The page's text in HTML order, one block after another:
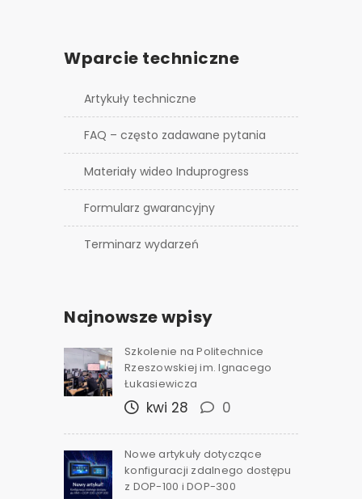
Wparcie techniczne
Artykuły techniczne
FAQ – często zadawane pytania
Materiały wideo Induprogress
Formularz gwarancyjny
Terminarz wydarzeń
Najnowsze wpisy
Szkolenie na Politechnice
Rzeszowskiej im. Ignacego
Łukasiewicza
kwi 28 0
Nowe artykuły dotyczące
konfiguracji zdalnego dostępu
z DOP-100 i DOP-300